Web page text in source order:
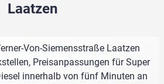
Laatzen
Von-Siemensstraße Laatzen
Preisanpassungen für Super
innerhalb von fünf Minuten an